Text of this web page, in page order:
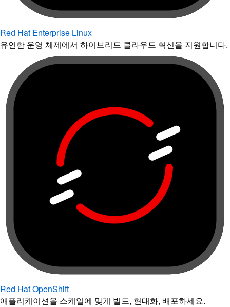
Red Hat Enterprise Linux
유연한 운영 체제에서 하이브리드 클라우드 혁신을 지원합니다.
Red Hat OpenShift
애플리케이션을 스케일에 맞게 빌드, 현대화, 배포하세요.